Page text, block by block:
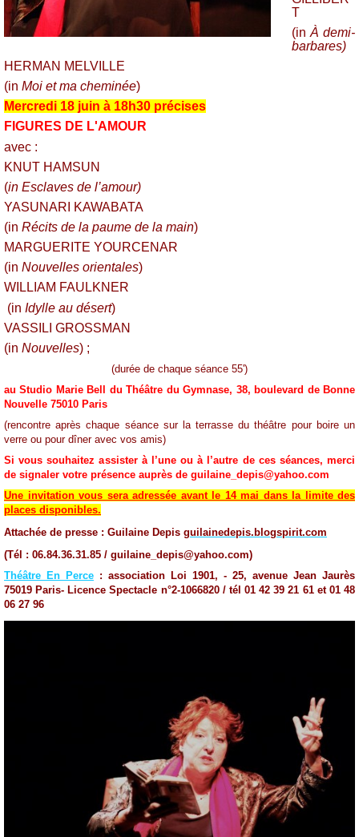
T
(inÀ demi-
barbares)
HERMAN MELVILLE
(in Moi et ma cheminée)
Mercredi 18 juin à 18h30 précises
FIGURES DE L'AMOUR
avec :
KNUT HAMSUN
(in Esclaves de l’amour)
YASUNARI KAWABATA
(in Récits de la paume de la main)
MARGUERITE YOURCENAR
(in Nouvelles orientales)
WILLIAM FAULKNER
(in Idylle au désert)
VASSILI GROSSMAN
(in Nouvelles) ;
(durée de chaque séance 55')
au Studio Marie Bell du Théâtre du Gymnase, 38, boulevard de Bonne
Nouvelle 75010 Paris
(rencontre après chaque séance sur la terrasse du théâtre pour boire un
verre ou pour dîner avec vos amis)
Si vous souhaitez assister à l’une ou à l’autre de ces séances, merci
de signaler votre présence auprès de guilaine_depis@yahoo.com
Une invitation vous sera adressée avant le 14 mai dans la limite des
places disponibles.
Attachée de presse : Guilaine Depis guilainedepis.blogspirit.com
(Tél : 06.84.36.31.85 / guilaine_depis@yahoo.com)
Théâtre En Perce : association Loi 1901, - 25, avenue Jean Jaurès
75019 Paris- Licence Spectacle n°2-1066820 / tél 01 42 39 21 61 et 01 48
06 27 96